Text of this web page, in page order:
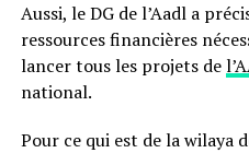
Aussi, le DG de l’Aadl a
ressources financières
lancer tous les projets de
national.
Pour ce qui est de la wilaya